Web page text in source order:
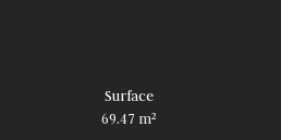
Surface
69.47 m²